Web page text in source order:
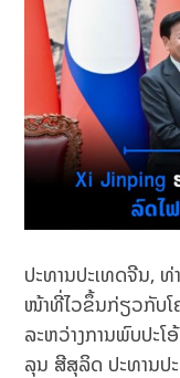
ປະທານປະເທດຈີນ,
ໜ້າທີ່ໄວຂຶ້ນກ່ຽວກັບໂ
ລະຫວ່າງການພົບປະ
ລຸນ ສີສຸລິດ ປະທານປ